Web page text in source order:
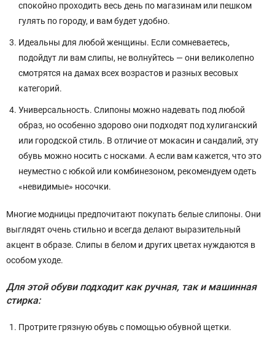
спокойно проходить весь день по магазинам или пешком
гулять по городу, и вам будет удобно.
Идеальны для любой женщины. Если сомневаетесь,
подойдут ли вам слипы, не волнуйтесь — они великолепно
смотрятся на дамах всех возрастов и разных весовых
категорий.
Универсальность. Слипоны можно надевать под любой
образ, но особенно здорово они подходят под хулиганский
или городской стиль. В отличие от мокасин и сандалий, эту
обувь можно носить с носками. А если вам кажется, что это
неуместно с юбкой или комбинезоном, рекомендуем одеть
«невидимые» носочки.
Многие модницы предпочитают покупать белые слипоны. Они
выглядят очень стильно и всегда делают выразительный
акцент в образе. Слипы в белом и других цветах нуждаются в
особом уходе.
Для этой обуви подходит как ручная, так и машинная
стирка:
Протрите грязную обувь с помощью обувной щетки.